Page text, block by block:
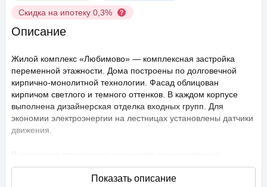
Скидка на ипотеку 0,3%
Описание
Жилой комплекс «Любимово» — комплексная застройка
переменной этажности. Дома построены по долговечной
кирпично-монолитной технологии. Фасад облицован
кирпичом светлого и темного оттенков. В каждом корпусе
выполнена дизайнерская отделка входных групп. Для
экономии электроэнергии на лестницах установлены датчики
движения.
решений: в наличии квартиры, как классического типа, так и
европланировки. Они сдаются с подчистовой отделкой,